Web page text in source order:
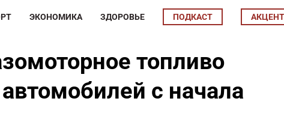
ЭКОНОМИКА ЗДОРОВЬЕ ПОДКАСТ АКЦЕНТ
топливо
с начала